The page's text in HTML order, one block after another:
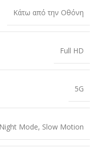
Κάτω από την Οθόνη
Full HD
5G
Night Mode, Slow Motion